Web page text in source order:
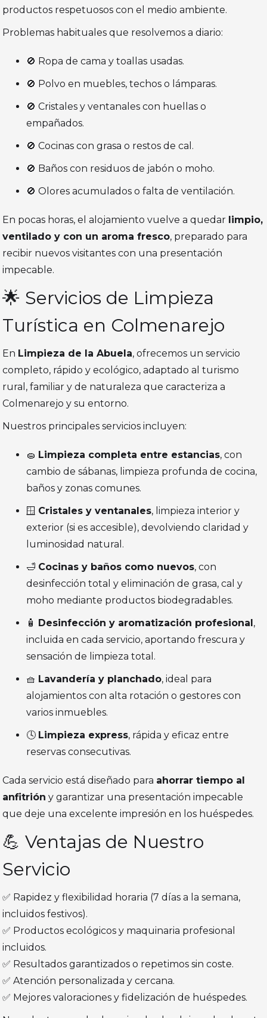
productos respetuosos con el medio ambiente.
Problemas habituales que resolvemos a diario:
🚫 Ropa de cama y toallas usadas.
🚫 Polvo en muebles, techos o lámparas.
🚫 Cristales y ventanales con huellas o
empañados.
🚫 Cocinas con grasa o restos de cal.
🚫 Baños con residuos de jabón o moho.
🚫 Olores acumulados o falta de ventilación.
En pocas horas, el alojamiento vuelve a quedar limpio,
ventilado y con un aroma fresco, preparado para
recibir nuevos visitantes con una presentación
impecable.
🌟 Servicios de Limpieza
Turística en Colmenarejo
En Limpieza de la Abuela, ofrecemos un servicio
completo, rápido y ecológico, adaptado al turismo
rural, familiar y de naturaleza que caracteriza a
Colmenarejo y su entorno.
Nuestros principales servicios incluyen:
🧽 Limpieza completa entre estancias, con
cambio de sábanas, limpieza profunda de cocina,
baños y zonas comunes.
🪟 Cristales y ventanales, limpieza interior y
exterior (si es accesible), devolviendo claridad y
luminosidad natural.
🛁 Cocinas y baños como nuevos, con
desinfección total y eliminación de grasa, cal y
moho mediante productos biodegradables.
🧴
Desinfección y aromatización profesional ,
incluida en cada servicio, aportando frescura y
sensación de limpieza total.
🧺 Lavandería y planchado, ideal para
alojamientos con alta rotación o gestores con
varios inmuebles.
🕓 Limpieza express, rápida y eficaz entre
reservas consecutivas.
Cada servicio está diseñado para ahorrar tiempo al
anfitrión y garantizar una presentación impecable
que deje una excelente impresión en los huéspedes.
💪 Ventajas de Nuestro
Servicio
✅ Rapidez y flexibilidad horaria (7 días a la semana,
incluidos festivos).
✅ Productos ecológicos y maquinaria profesional
incluidos.
✅ Resultados garantizados o repetimos sin coste.
✅ Atención personalizada y cercana.
✅ Mejores valoraciones y fidelización de huéspedes.